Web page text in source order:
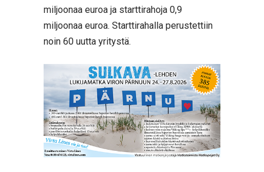
miljoonaa euroa ja starttirahoja 0,9
miljoonaa euroa. Starttirahalla perustettiin
noin 60 uutta yritystä.